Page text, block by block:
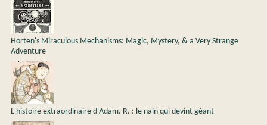
Horten's Miraculous Mechanisms: Magic, Mystery, & a Very Strange
Adventure
L'histoire extraordinaire d'Adam. R. : le nain qui devint géant